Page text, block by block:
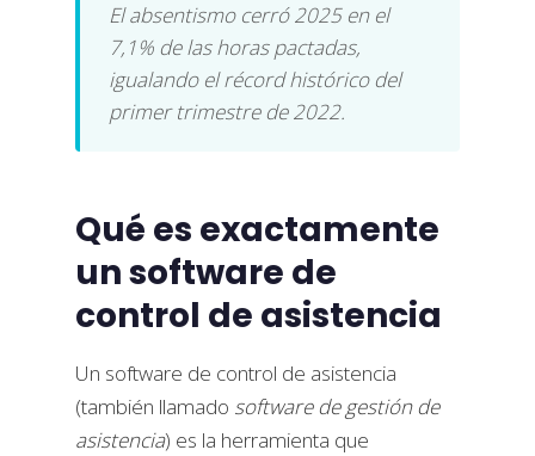
El absentismo cerró 2025 en el
7,1% de las horas pactadas,
igualando el récord histórico del
primer trimestre de 2022.
Qué es exactamente
un software de
control de asistencia
Un software de control de asistencia
(también llamado software de gestión de
asistencia) es la herramienta que